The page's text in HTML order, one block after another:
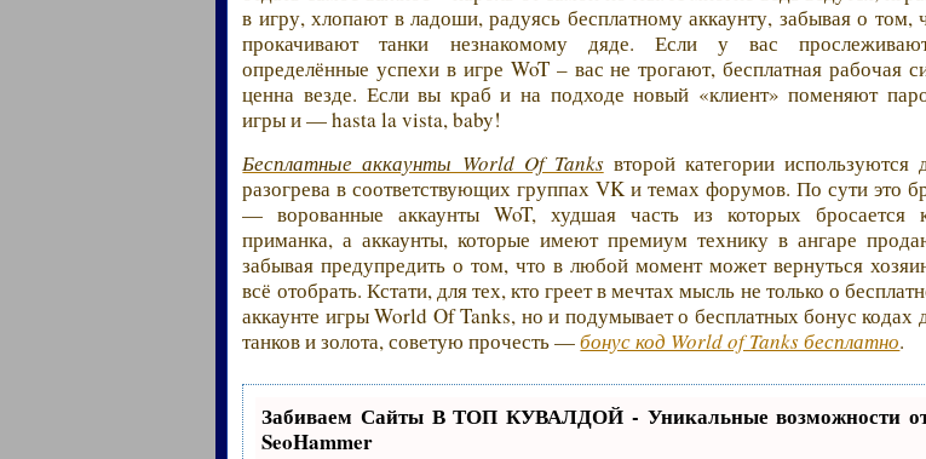
в игру, хлопают в ладоши, радуясь бесплатному аккаунту, забывая о том,
прокачивают танки незнакомому дяде. Если у вас
определённые успехи в игре WoT – вас не трогают, бесплатная рабочая
ценна везде. Если вы краб и на подходе новый «клиент» поменяют
игры и — hasta la vista, baby!
Бесплатные аккаунты World Of Tanksвторой категории используются
разогрева в соответствующих группах VK и темах форумов. По сути это
— ворованные аккаунты WoT, худшая часть из которых бросается
приманка, а аккаунты, которые имеют премиум технику в ангаре
забывая предупредить о том, что в любой момент может вернуться
всё отобрать. Кстати, для тех, кто греет в мечтах мысль не только о
аккаунте игры World Of Tanks, но и подумывает о бесплатных бонус кодах
танков и золота, советую прочесть —бонус код World of Tanks бесплатно.
Забиваем Сайты В ТОП КУВАЛДОЙ - Уникальные возможности
SeoHammer